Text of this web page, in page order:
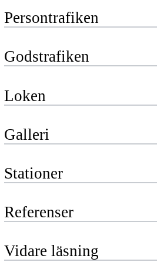
Persontrafiken
Godstrafiken
Loken
Galleri
Stationer
Referenser
Vidare läsning